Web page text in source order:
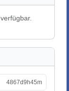
4867d9h45m